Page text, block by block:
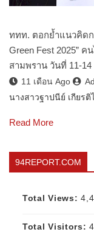
ททท. ตอกย้ำแนวคิดก
Green Fest 2025”
สามพราน วันที่ 11-
11 เดือน Ago
นางสาวฐาปนีย์ เกียรติ
Read More
94REPORT.COM
Total Views:
Total Visitors: